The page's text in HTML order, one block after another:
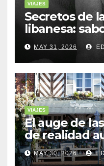
VIAJES
Secretos de
libanesa:
cuentan
MAY 31, 2026
VIAJES
El auge de
de realidad
turismo
MAY 30, 2026